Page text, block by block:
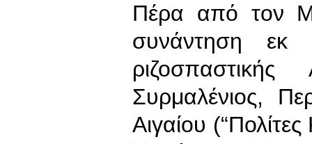
Πέρα από τον
συνάντηση εκ
Συρμαλένιος,
Αιγαίου